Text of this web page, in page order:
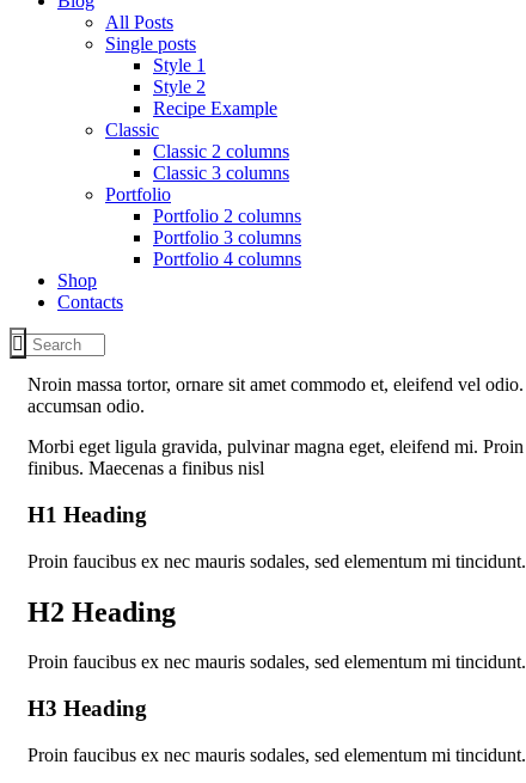
All Posts
Single posts
Style 1
Style 2
Recipe Example
Classic
Classic 2 columns
Classic 3 columns
Portfolio
Portfolio 2 columns
Portfolio 3 columns
Portfolio 4 columns
Shop
Contacts
Nroin massa tortor, ornare sit amet commodo et, eleifend vel
accumsan odio.
Morbi eget ligula gravida, pulvinar magna eget, eleifend mi.
finibus. Maecenas a finibus nisl
H1 Heading
Proin faucibus ex nec mauris sodales, sed elementum mi
H2 Heading
Proin faucibus ex nec mauris sodales, sed elementum mi
H3 Heading
Proin faucibus ex nec mauris sodales, sed elementum mi